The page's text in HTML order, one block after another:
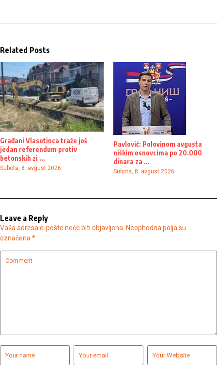
Related Posts
Građani Vlasotinca traže još
jedan referendum protiv
betonskih zi ...
Subota, 8. avgust 2026.
Pavlović: Polovinom avgusta
niškim osnovcima po 20.000
dinara za ...
Subota, 8. avgust 2026.
Leave a Reply
Vaša adresa e-pošte neće biti objavljena. Neophodna polja su
označena *